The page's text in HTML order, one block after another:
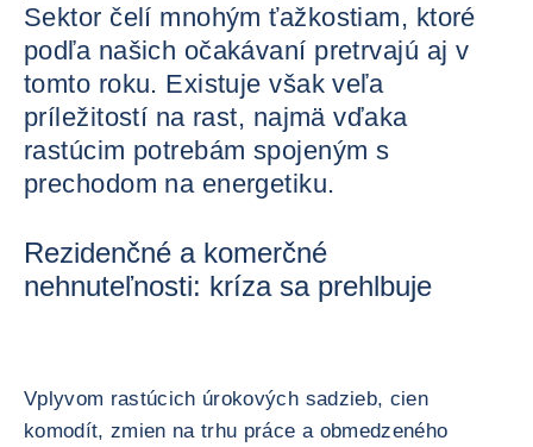
Sektor čelí mnohým ťažkostiam, ktoré
podľa našich očakávaní pretrvajú aj v
tomto roku. Existuje však veľa
príležitostí na rast, najmä vďaka
rastúcim potrebám spojeným s
prechodom na energetiku.
Rezidenčné a komerčné
nehnuteľnosti: kríza sa prehlbuje
Vplyvom rastúcich úrokových sadzieb, cien
komodít, zmien na trhu práce a obmedzeného